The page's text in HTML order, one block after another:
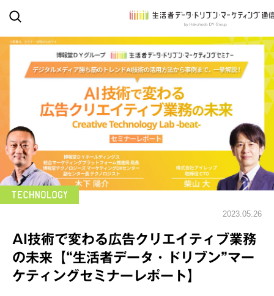
2023.05.26
AI技術で変わる広告クリエイティブ業務
の未来【“生活者データ・ドリブン”マー
ケティングセミナーレポート】